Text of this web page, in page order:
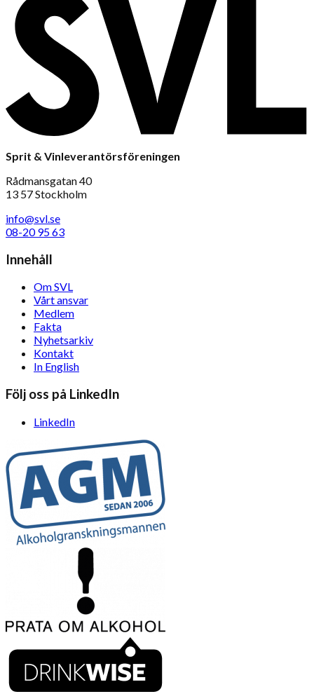
Sprit & Vinleverantörsföreningen
Rådmansgatan 40
13 57 Stockholm
info@svl.se
08-20 95 63
Innehåll
Om SVL
Vårt ansvar
Medlem
Fakta
Nyhetsarkiv
Kontakt
In English
Följ oss på LinkedIn
LinkedIn